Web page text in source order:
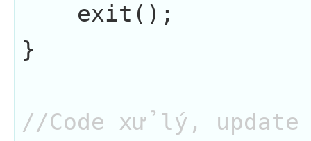
}
//Code xử lý,